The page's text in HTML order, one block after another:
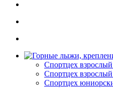
Спортцех
Спортцех
Спортцех